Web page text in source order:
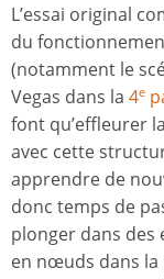
L’essai original
du
(notamment le
Vegas dans la 4e
font qu’effleurer
avec cette
apprendre de
donc temps de
plonger dans des
en nœuds dans la